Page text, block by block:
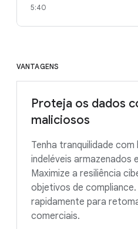
5:40
VANTAGENS
Proteja os dados
maliciosos
Tenha tranquilidade com
indeléveis armazenados
Maximize a resiliência
objetivos de
rapidamente para
comerciais.